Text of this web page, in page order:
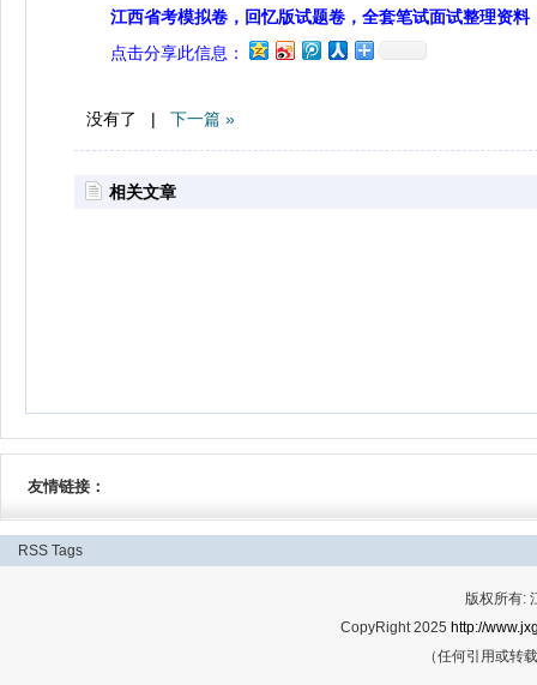
江西省考模拟卷，回忆版试题卷，全套笔试面试整理资料
点击分享此信息：
没有了 | 下一篇 »
相关文章
友情链接：
RSS Tags
版权所有:
CopyRight 2025 http://
（任何引用或转